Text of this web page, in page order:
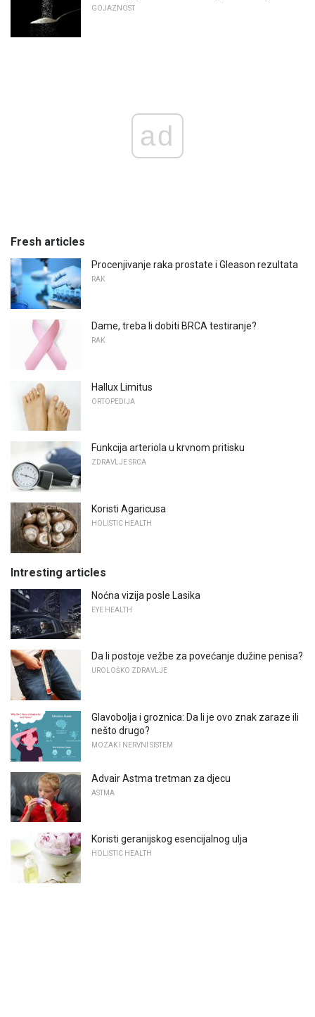
GOJAZNOST
ad
Fresh articles
Procenjivanje raka prostate i Gleason rezultata
RAK
Dame, treba li dobiti BRCA testiranje?
RAK
Hallux Limitus
ORTOPEDIJA
Funkcija arteriola u krvnom pritisku
ZDRAVLJE SRCA
Koristi Agaricusa
HOLISTIC HEALTH
Intresting articles
Noćna vizija posle Lasika
EYE HEALTH
Da li postoje vežbe za povećanje dužine penisa?
UROLOŠKO ZDRAVLJE
Glavobolja i groznica: Da li je ovo znak zaraze ili
nešto drugo?
MOZAK I NERVNI SISTEM
Advair Astma tretman za djecu
ASTMA
Koristi geranijskog esencijalnog ulja
HOLISTIC HEALTH